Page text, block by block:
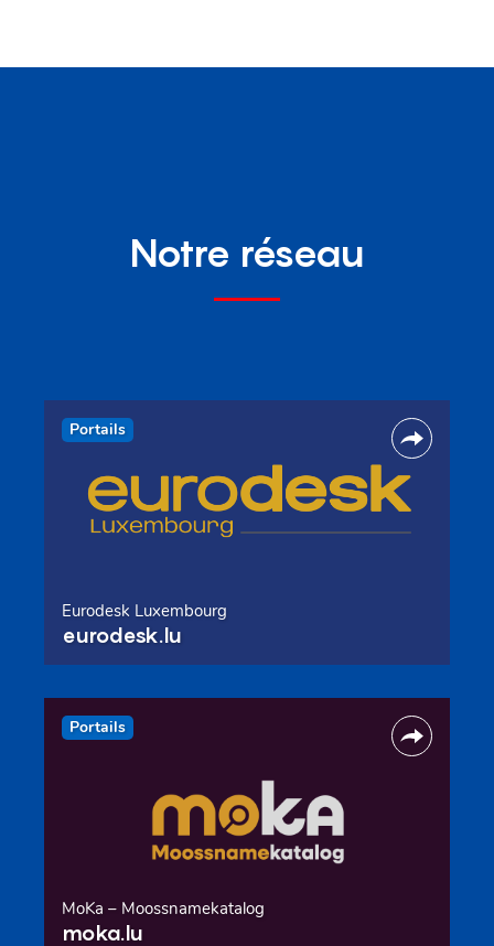
Notre réseau
Portails
Eurodesk Luxembourg
eurodesk.lu
Portails
MoKa – Moossnamekatalog
moka.lu